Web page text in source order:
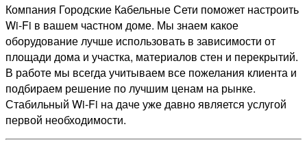
Компания Городские Кабельные Сети поможет настроить
Wi-Fi в вашем частном доме. Мы знаем какое
оборудование лучше использовать в зависимости от
площади дома и участка, материалов стен и перекрытий.
В работе мы всегда учитываем все пожелания клиента и
подбираем решение по лучшим ценам на рынке.
Стабильный Wi-Fi на даче уже давно является услугой
первой необходимости.